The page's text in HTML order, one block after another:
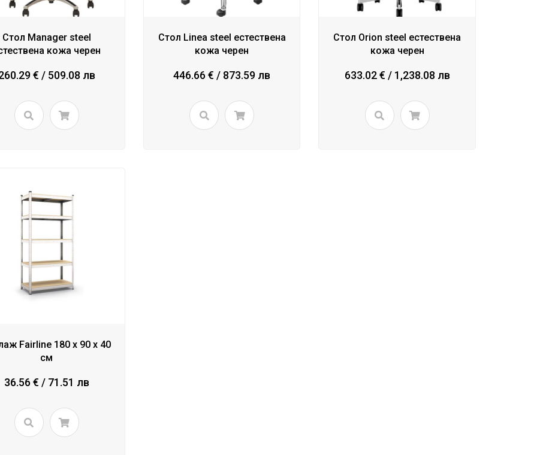
Стол Manager steel
кожа черен
€ / 509.08 лв
Стол Linea steel естествена
кожа черен
446.66 € / 873.59 лв
Стол Orion steel естествена
кожа черен
633.02 € / 1,238.08 лв
Fairline 180 x 90 х 40
см
36.56 € / 71.51 лв